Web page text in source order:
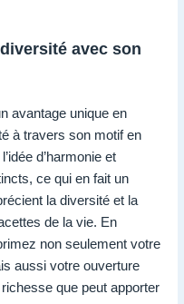
avec son
avantage unique en
à travers son motif en
d’harmonie et
ce qui en fait un
la diversité et la
de la vie. En
non seulement votre
aussi votre ouverture
que peut apporter